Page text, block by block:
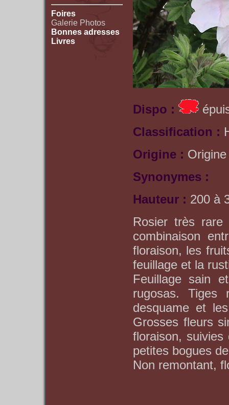
Foires
Galerie Photos
Bonnes adresses
Livres
Dispo :
Classification :
Origine :
Synonymes :
Hauteur : 200 à
Rosier très
combinaison
floraison, les
feuillage et la
Feuillage sain
rugosas. Tiges
desquame et
Grosses fleurs
floraison,
petites bogues
Non remontant,